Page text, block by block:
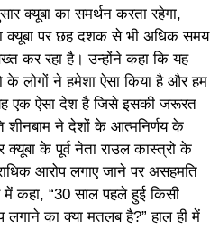
क्यूबा का समर्थन करता रहेगा,
पर छह दशक से भी अधिक समय
कर रहा है। उन्होंने कहा क‍ि यह
लोगों ने हमेशा ऐसा किया है और हम
एक ऐसा देश है जिसे इसकी जरूरत
शीनबाम ने देशों के आत्मनिर्णय के
के पूर्व नेता राउल कास्त्रो के
आरोप लगाए जाने पर असहमति
कहा, “30 साल पहले हुई किसी
का क्या मतलब है?” हाल ही में